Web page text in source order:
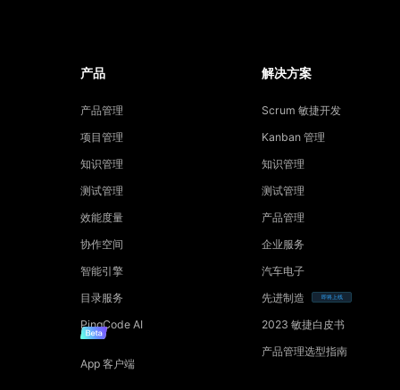
产品
产品管理
项目管理
知识管理
测试管理
效能度量
协作空间
智能引擎
目录服务
PingCode AI
App 客户端
解决方案
Scrum 敏捷开发
Kanban 管理
知识管理
测试管理
产品管理
企业服务
汽车电子
先进制造
即将上线
2023 敏捷白皮书
产品管理选型指南